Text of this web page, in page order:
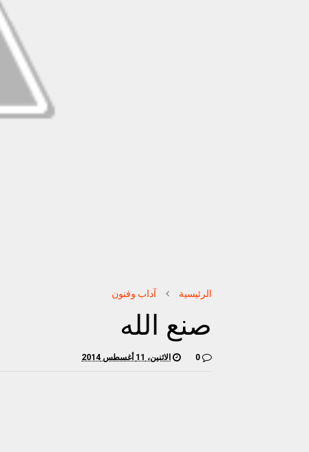
الرئيسية آداب وفنون
صنع الله
الاثنين، 11 أغسطس 2014